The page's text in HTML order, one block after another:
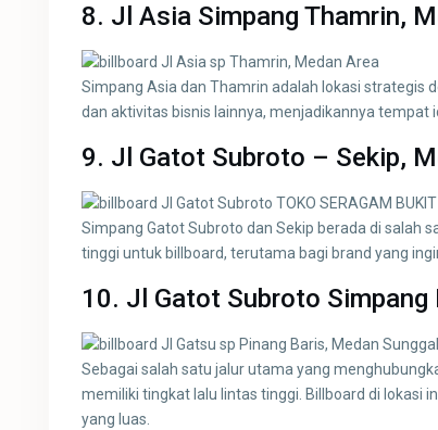
8. Jl Asia Simpang Thamrin,
Simpang Asia dan Thamrin adalah lokasi strategis
dan aktivitas bisnis lainnya, menjadikannya tempat
9. Jl Gatot Subroto – Sekip,
Simpang Gatot Subroto dan Sekip berada di salah
tinggi untuk billboard, terutama bagi brand yang
10. Jl Gatot Subroto Simpang
Sebagai salah satu jalur utama yang
memiliki tingkat lalu lintas tinggi. Billboard di lokasi
yang luas.